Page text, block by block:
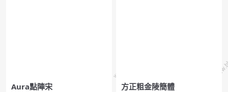
Aura點陣宋 方正粗金陵簡體